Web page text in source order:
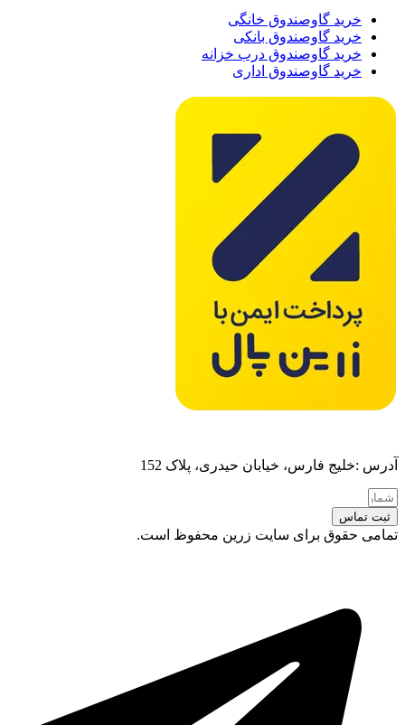
خرید گاوصندوق خانگی
خرید گاوصندوق بانکی
خرید گاوصندوق درب خزانه
خرید گاوصندوق اداری
آدرس :خلیج فارس، خیابان حیدری، پلاک 152
ثبت تماس
تمامی حقوق برای سایت زرین محفوظ است.